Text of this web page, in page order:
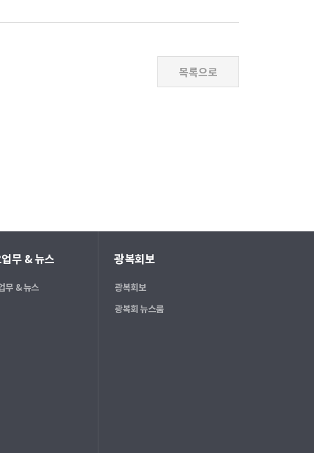
무 & 뉴스
무 & 뉴스
광복회보
광복회보
광복회 뉴스룸